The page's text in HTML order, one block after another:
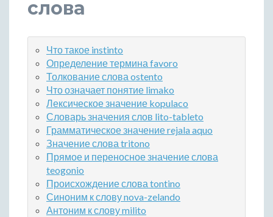
слова
Что такое instinto
Определение термина favoro
Толкование слова ostento
Что означает понятие limako
Лексическое значение kopulaco
Словарь значения слов lito-tableto
Грамматическое значение rejala aquo
Значение слова tritono
Прямое и переносное значение слова
teogonio
Происхождение слова tontino
Синоним к слову nova-zelando
Антоним к слову milito